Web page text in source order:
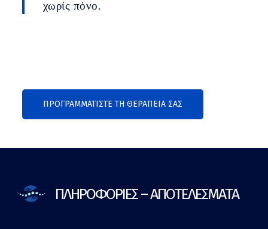
χωρίς πόνο.
ΠΡΟΓΡΑΜΜΑΤΙΣΤΕ ΤΗ ΘΕΡΑΠΕΙΑ ΣΑΣ
ΠΛΗΡΟΦΟΡΙΕΣ – ΑΠΟΤΕΛΕΣΜΑΤΑ